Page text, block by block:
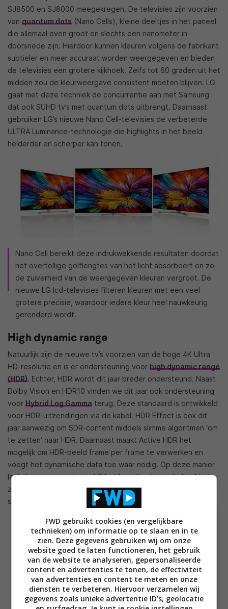
SJ8500 en SJ8000 meegekregen. De televisies zijn voorzien
van quantum dots (Nano Cells), kleine deeltjes in het paneel
die allemaal even groot en slechts een nanometer in
doorsnede zijn. Hierdoor kunnen kleuren volgens de fabrikant
subtieler en meer accuraat worden weergegeven en bieden
de televisies een grotere kijkhoek. Zelfs tot 60 graden uit het
midden zou de kleurweergave consistent moeten blijven. LG
gaat met deze techniek de concurrentie aan met Samsung
dat ook SUHD tv’s met quantum dots uitbrengt. Daarnaast
gebruiken LG’s nieuwe Nano Cell-televisies de verbeterde
ULTRA Luminance-technologie die highlights in het beeld
helderder en scherper kan tonen.
Nano Cell bereikt deze indrukwekkende resultaten doordat
het overtollige golflengtes van het licht absorbeert en zo
de zuiverheid van de weergegeven kleuren vergroot. De
nieuwe LG lcd-televisies filteren kleuren met een veel
grotere precisie, waardoor iedere kleur heel nauwkeurig
gerenderd wordt.
High dynamic range
Natuurlijk zijn de nieuwe tv’s voorzien van de hoge 4K Ultra
HD-resolutie en is er ondersteuning voor high dynamic range
(HDR). Echter, HDR wordt dit jaar breder ondersteund. Naast
Dolby Vision en HDR10 vinden we dit jaar ook ondersteuning
voor Hybrid Log Gamma terug. Deze standaard is ontwikkeld
voor HDR-uitzendingen via de kabel. HDR Effect is ook dit
jaar aanwezig om SDR-content middels slimme algoritmen ‘om
te zetten’ naar HDR. Daarnaast maakt Active HDR het
mogelijk om HDR-beeld frame per frame te verwerken en
voegt het dynamische data toe waar nodig. Op deze manier
laat de televisie volgens LG het beeld in de beste kwaliteit
zien, ongeacht of de originele HDR-content dynamische,
statische of geen metadata bevat.
FWD gebruikt cookies (en vergelijkbare
technieken) om informatie op te slaan en in te
zien. Deze gegevens gebruiken wij om onze
website goed te laten functioneren, het gebruik
van de website te analyseren, gepersonaliseerde
content en advertenties te tonen, de effectiviteit
van advertenties en content te meten en onze
diensten te verbeteren. Hiervoor verzamelen wij
gegevens zoals unieke advertentie ID’s, geolocatie